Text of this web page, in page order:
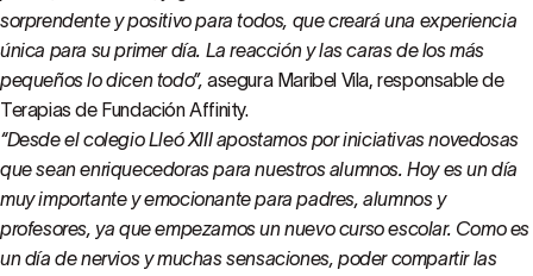
sorprendente y positivo para todos, que creará una experiencia
única para su primer día. La reacción y las caras de los más
pequeños lo dicen todo”,asegura Maribel Vila, responsable de
Terapias de Fundación Affinity.
“Desde el colegio Lleó XIII apostamos por iniciativas novedosas
que sean enriquecedoras para nuestros alumnos. Hoy es un día
muy importante y emocionante para padres, alumnos y
profesores, ya que empezamos un nuevo curso escolar. Como es
un día de nervios y muchas sensaciones, poder compartir las